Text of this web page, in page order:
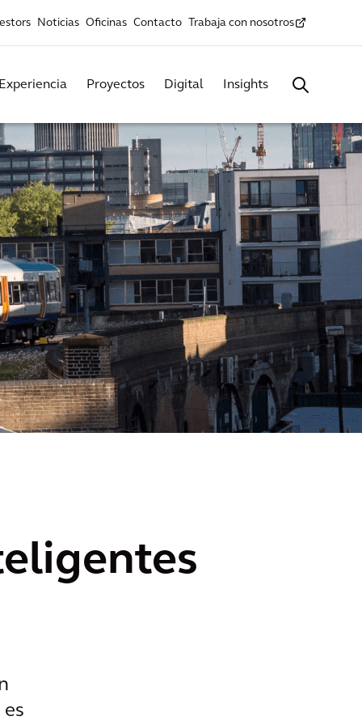
Noticias Oficinas Contacto Trabaja con nosotros
Proyectos Digital Insights